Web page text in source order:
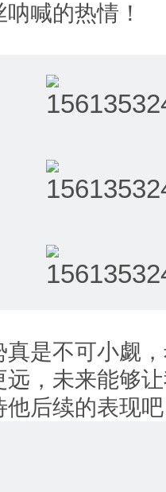
喊的热情！
是不可小觑
，未来能够
他后续的表现